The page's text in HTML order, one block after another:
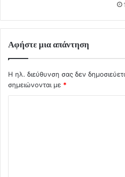
Αφήστε μια απάντηση
Η ηλ. διεύθυνση σας δεν
σημειώνονται με *